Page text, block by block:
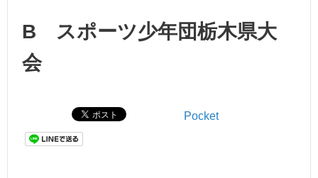
B スポーツ少年団栃木県大
会
Pocket